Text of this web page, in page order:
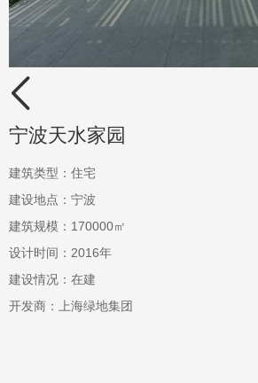

宁波天水家园
建筑类型：住宅
建设地点：宁波
建筑规模：170000㎡
设计时间：2016年
建设情况：在建
开发商：上海绿地集团